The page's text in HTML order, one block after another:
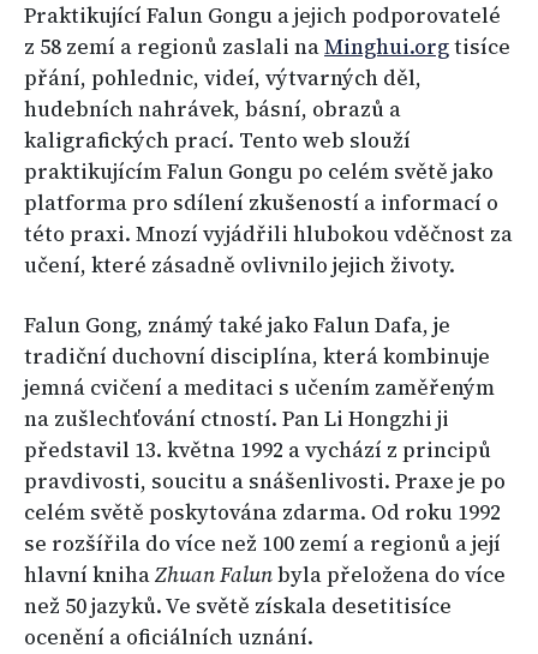
Praktikující Falun Gongu a jejich podporovatelé
z 58 zemí a regionů zaslali naMinghui.orgtisíce
přání, pohlednic, videí, výtvarných děl,
hudebních nahrávek, básní, obrazů a
kaligrafických prací. Tento web slouží
praktikujícím Falun Gongu po celém světě jako
platforma pro sdílení zkušeností a informací o
této praxi. Mnozí vyjádřili hlubokou vděčnost za
učení, které zásadně ovlivnilo jejich životy.
Falun Gong, známý také jako Falun Dafa, je
tradiční duchovní disciplína, která kombinuje
jemná cvičení a meditaci s učením zaměřeným
na zušlechťování ctností. Pan Li Hongzhi ji
představil 13. května 1992 a vychází z principů
pravdivosti, soucitu a snášenlivosti. Praxe je po
celém světě poskytována zdarma. Od roku 1992
se rozšířila do více než 100 zemí a regionů a její
hlavní knihaZhuan Falunbyla přeložena do více
než 50 jazyků. Ve světě získala desetitisíce
ocenění a oficiálních uznání.